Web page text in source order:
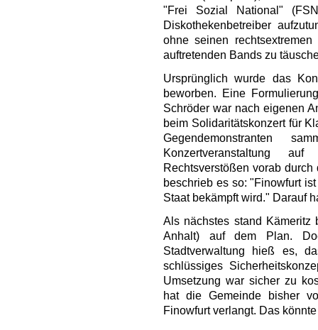
"Frei Sozial National"
Diskothekenbetreiber
ohne seinen
auftretenden Bands zu
Ursprünglich wurde das
beworben. Eine
Schröder war nach eigenen
beim Solidaritätskonzert für
Gegendemonstranten
Konzertveranstaltung
Rechtsverstößen vorab
beschrieb es so: "Finowfurt
Staat bekämpft wird." Darauf
Als nächstes stand Kämeritz
Anhalt) auf dem Plan.
Stadtverwaltung hieß es,
schlüssiges
Umsetzung war sicher zu
hat die Gemeinde bisher
Finowfurt verlangt. Das